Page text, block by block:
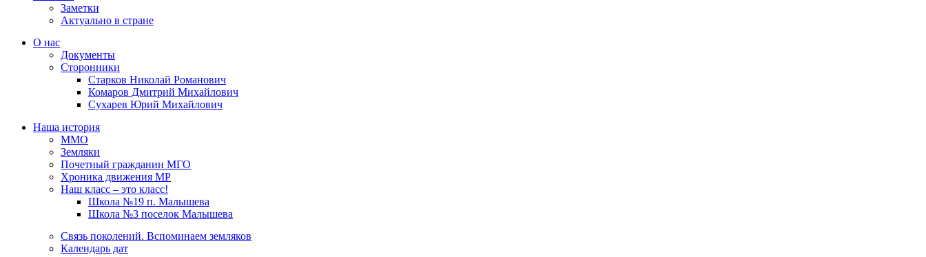
Заметки
Актуально в стране
О нас
Документы
Сторонники
Старков Николай Романович
Комаров Дмитрий Михайлович
Сухарев Юрий Михайлович
Наша история
ММО
Земляки
Почетный гражданин МГО
Хроника движения МР
Наш класс – это класс!
Школа №19 п. Малышева
Школа №3 поселок Малышева
Связь поколений. Вспоминаем земляков
Календарь дат